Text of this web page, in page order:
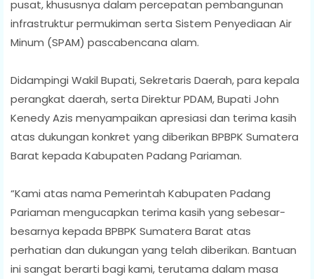
pusat, khususnya dalam percepatan pembangunan
infrastruktur permukiman serta Sistem Penyediaan Air
Minum (SPAM) pascabencana alam.
Didampingi Wakil Bupati, Sekretaris Daerah, para kepala
perangkat daerah, serta Direktur PDAM, Bupati John
Kenedy Azis menyampaikan apresiasi dan terima kasih
atas dukungan konkret yang diberikan BPBPK Sumatera
Barat kepada Kabupaten Padang Pariaman.
“Kami atas nama Pemerintah Kabupaten Padang
Pariaman mengucapkan terima kasih yang sebesar-
besarnya kepada BPBPK Sumatera Barat atas
perhatian dan dukungan yang telah diberikan. Bantuan
ini sangat berarti bagi kami, terutama dalam masa